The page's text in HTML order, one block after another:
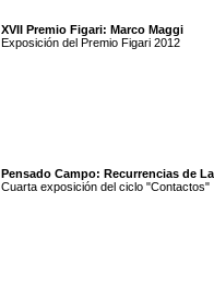
XVII Premio Figari: Marco Maggi
Exposición del Premio Figari 2012
Pensado Campo: Recurrencias de
Cuarta exposición del ciclo "Contactos"